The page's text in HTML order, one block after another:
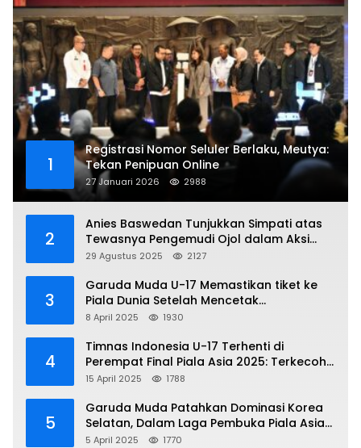
1
Registrasi Nomor Seluler Berlaku, Meutya:
Tekan Penipuan Online
27 Januari 2026 2988
2
Anies Baswedan Tunjukkan Simpati atas
Tewasnya Pengemudi Ojol dalam Aksi
Demo
29 Agustus 2025 2127
3
Garuda Muda U-17 Memastikan tiket ke
Piala Dunia Setelah Mencetak
Kemenangan Gemilang atas Yaman 4-1 di
8 April 2025 1930
4
Timnas Indonesia U-17 Terhenti di
Perempat Final Piala Asia 2025: Terkecoh
Korea Utara
15 April 2025 1788
5
Garuda Muda Patahkan Dominasi Korea
Selatan, Dalam Laga Pembuka Piala Asia
2025 U-17
5 April 2025 1770